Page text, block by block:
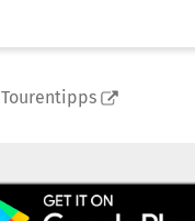
Tourentipps